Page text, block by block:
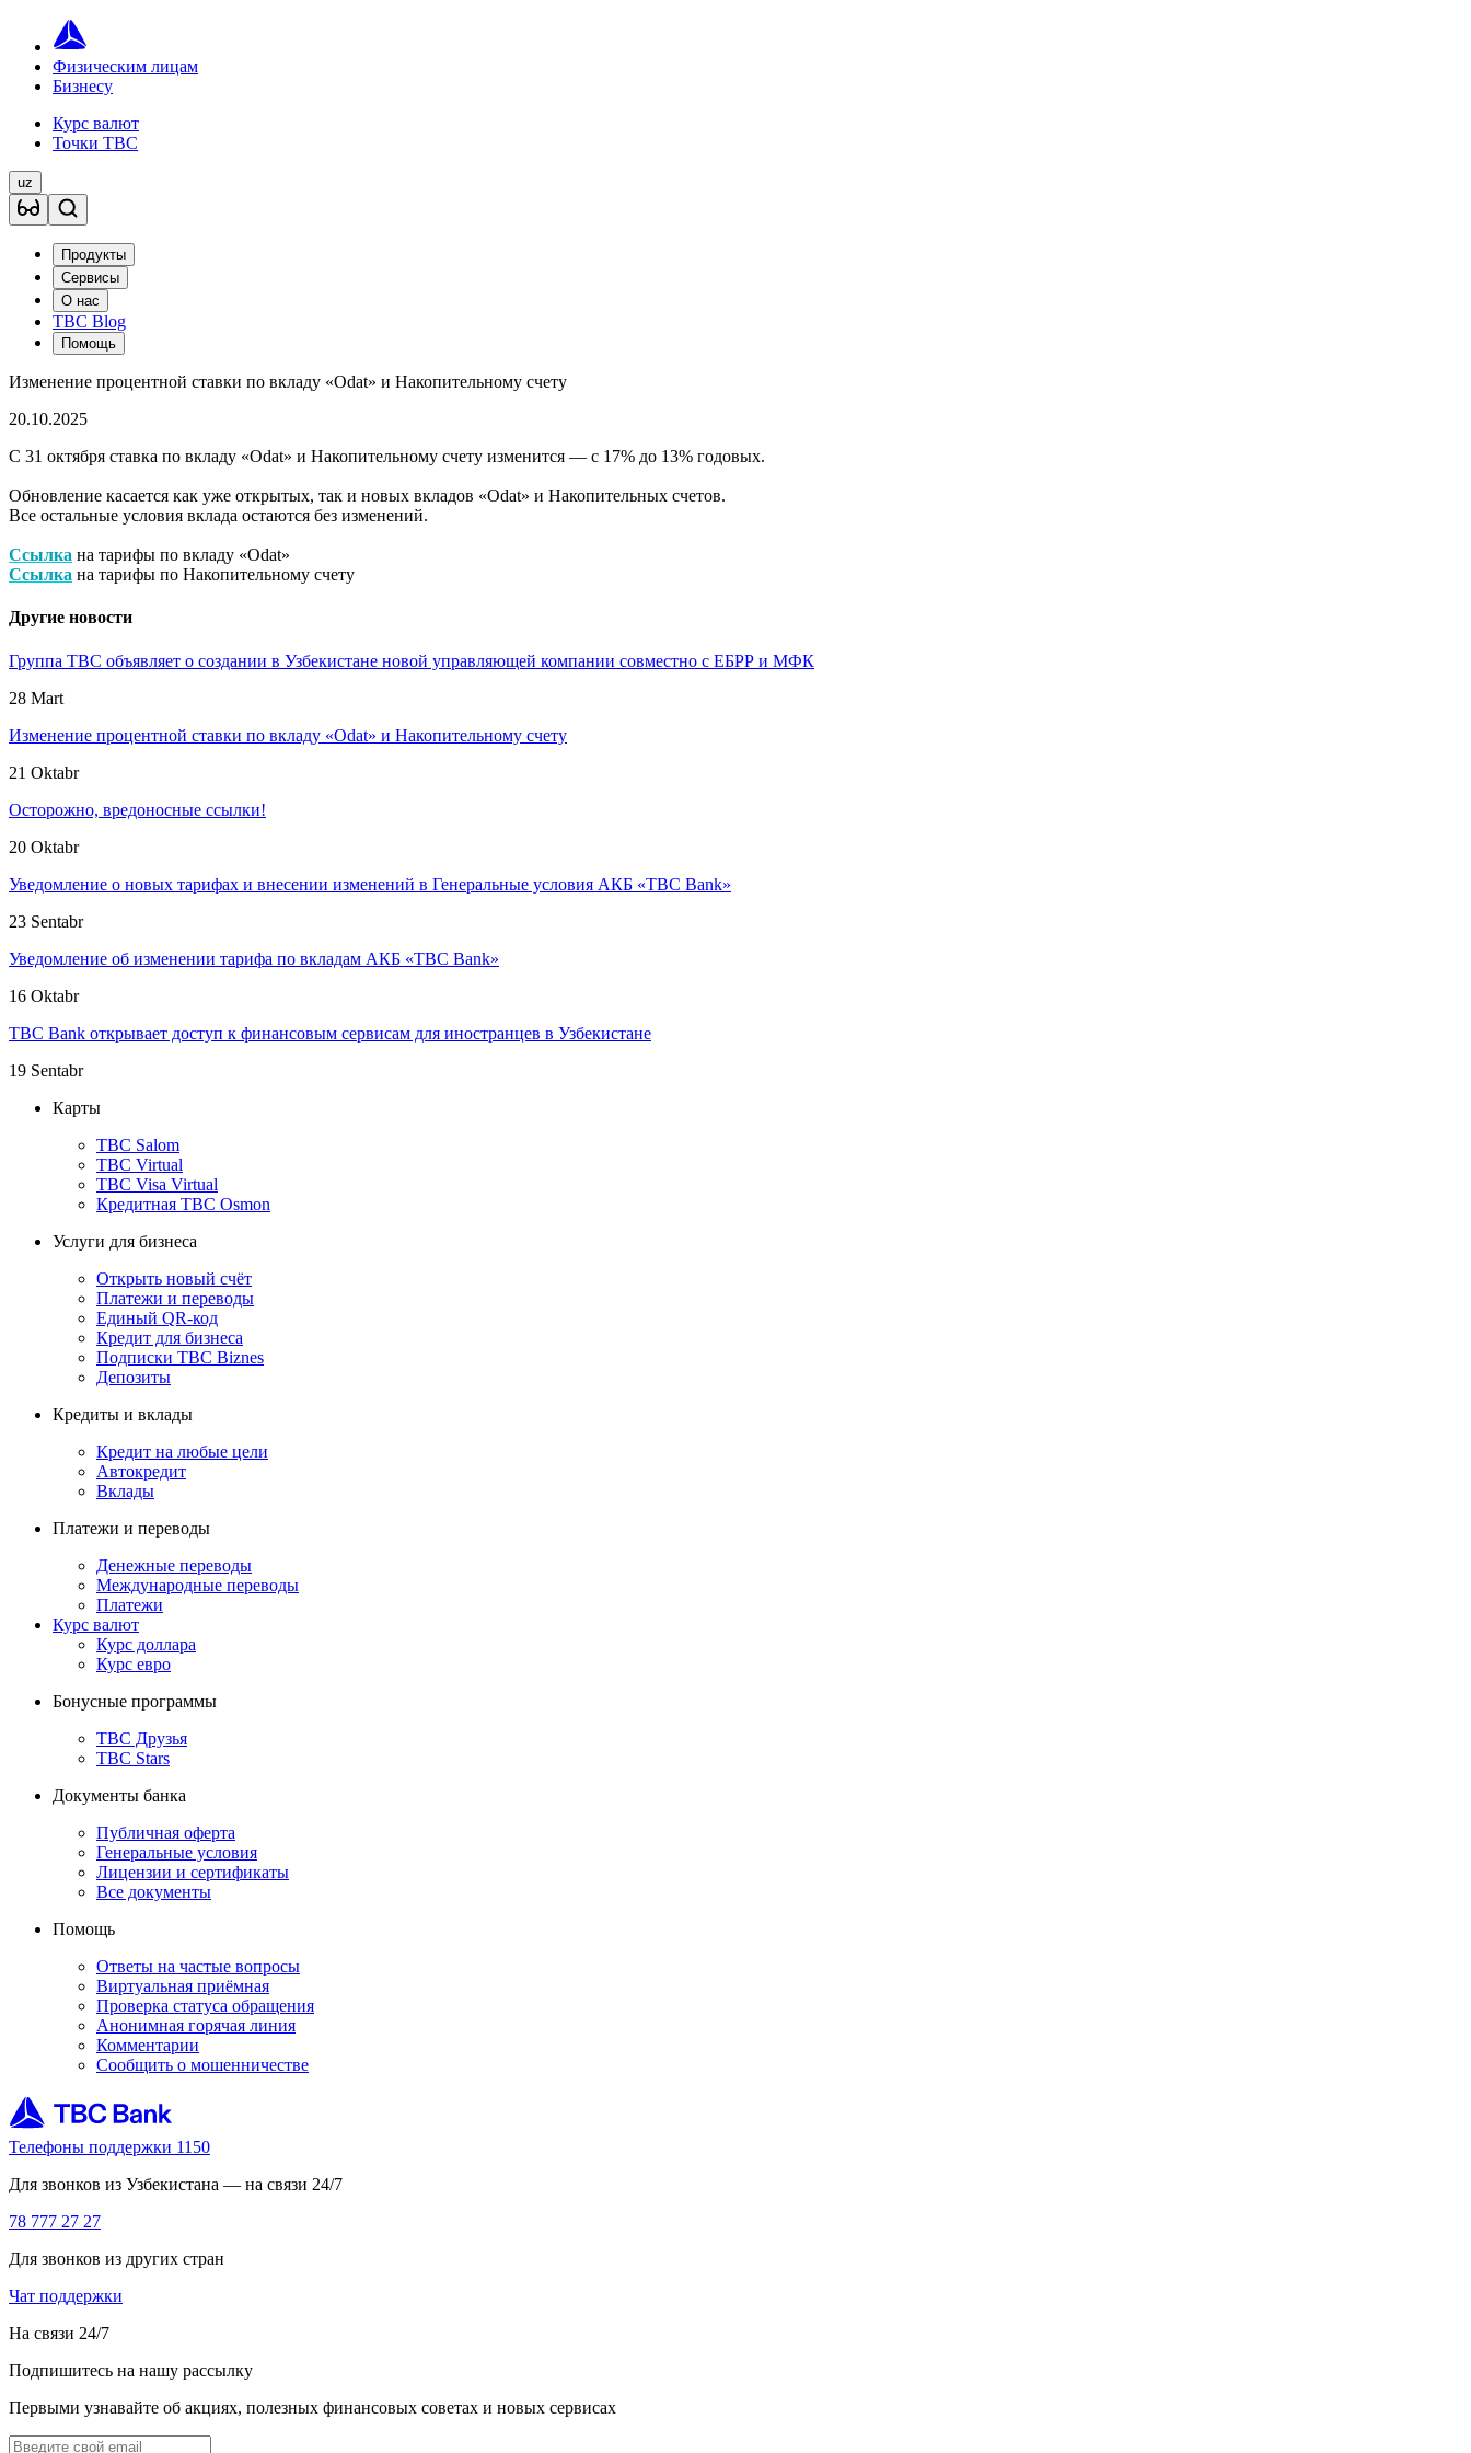
Физическим лицам
Бизнесу
Курс валют
Точки TBC
uz
Продукты
Сервисы
О нас
TBC Blog
Помощь
Изменение процентной ставки по вкладу «Odat» и Накопительному счету
20.10.2025
С 31 октября ставка по вкладу «Odat» и Накопительному счету изменится — с 17% до 13% годовых.
Обновление касается как уже открытых, так и новых вкладов «Odat» и Накопительных счетов.
Все остальные условия вклада остаются без изменений.
Ссылка на тарифы по вкладу «Odat»
Ссылка на тарифы по Накопительному счету
Другие новости
Группа TBC объявляет о создании в Узбекистане новой управляющей компании совместно с ЕБРР и МФК
28 Mart
Изменение процентной ставки по вкладу «Odat» и Накопительному счету
21 Oktabr
Осторожно, вредоносные ссылки!
20 Oktabr
Уведомление о новых тарифах и внесении изменений в Генеральные условия АКБ «TBC Bank»
23 Sentabr
Уведомление об изменении тарифа по вкладам АКБ «TBC Bank»
16 Oktabr
TBC Bank открывает доступ к финансовым сервисам для иностранцев в Узбекистане
19 Sentabr
Карты
TBC Salom
TBC Virtual
TBC Visa Virtual
Кредитная TBC Osmon
Услуги для бизнеса
Открыть новый счёт
Платежи и переводы
Единый QR-код
Кредит для бизнеса
Подписки TBC Biznes
Депозиты
Кредиты и вклады
Кредит на любые цели
Автокредит
Вклады
Платежи и переводы
Денежные переводы
Международные переводы
Платежи
Курс валют
Курс доллара
Курс евро
Бонусные программы
TBC Друзья
TBC Stars
Документы банка
Публичная оферта
Генеральные условия
Лицензии и сертификаты
Все документы
Помощь
Ответы на частые вопросы
Виртуальная приёмная
Проверка статуса обращения
Анонимная горячая линия
Комментарии
Сообщить о мошенничестве
Телефоны поддержки 1150
Для звонков из Узбекистана — на связи 24/7
78 777 27 27
Для звонков из других стран
Чат поддержки
На связи 24/7
Подпишитесь на нашу рассылку
Первыми узнавайте об акциях, полезных финансовых советах и новых сервисах